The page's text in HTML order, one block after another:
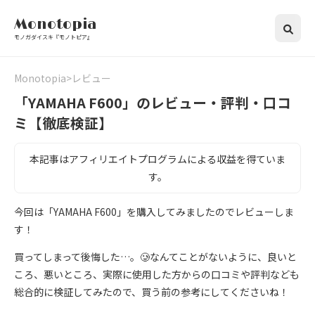
Monotopia
モノガダイスキ『モノトピア』
Monotopia レビュー
「YAMAHA F600」のレビュー・評判・口コ
ミ【徹底検証】
本記事はアフィリエイトプログラムによる収益を得ていま
す。
今回は「YAMAHA F600」を購入してみましたのでレビューしま
す！
買ってしまって後悔した…。🥲なんてことがないように、良いと
ころ、悪いところ、実際に使用した方からの口コミや評判なども
総合的に検証してみたので、買う前の参考にしてくださいね！